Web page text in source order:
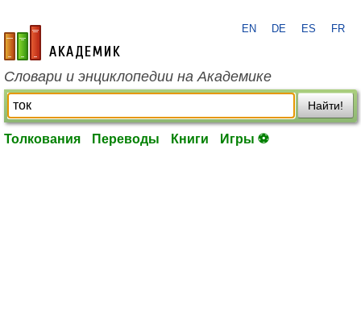
academic.ru
EN DE ES FR
Словари и энциклопедии на Академике
Найти!
Толкования Переводы Книги Игры ⚽